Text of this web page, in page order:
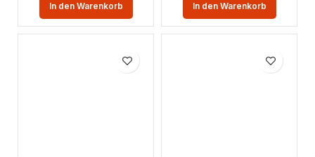
In den Warenkorb In den Warenkorb